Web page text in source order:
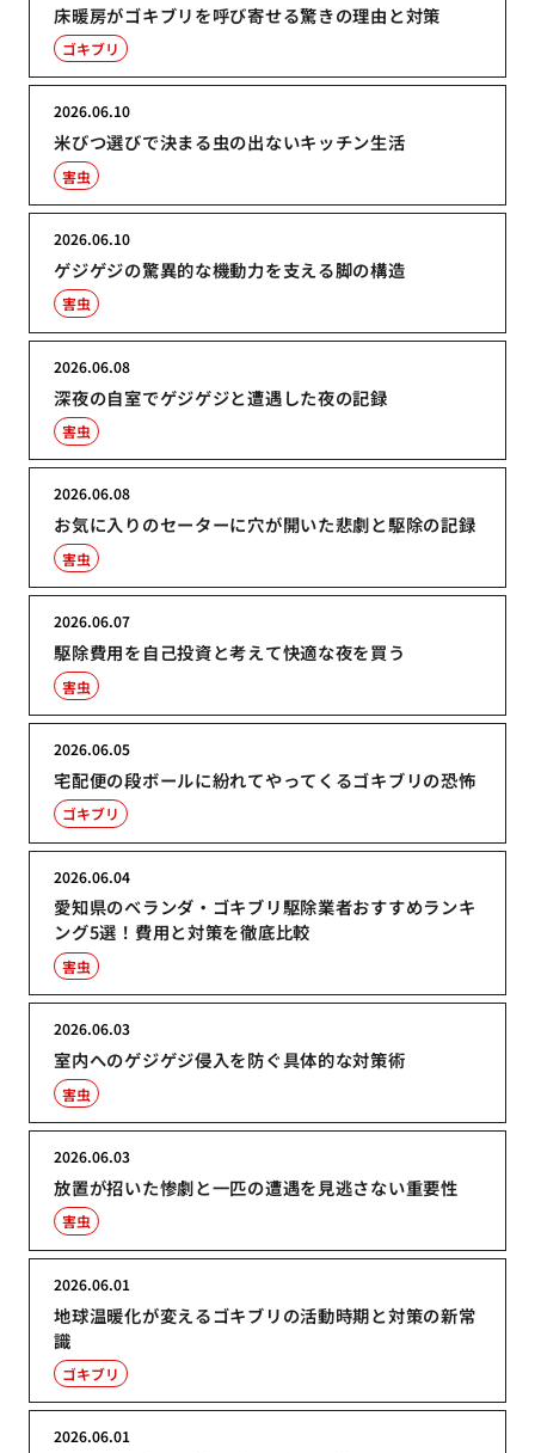
床暖房がゴキブリを呼び寄せる驚きの理由と対策
ゴキブリ
米びつ選びで決まる虫の出ないキッチン生活
2026.06.10
害虫
ゲジゲジの驚異的な機動力を支える脚の構造
2026.06.10
害虫
深夜の自室でゲジゲジと遭遇した夜の記録
2026.06.08
害虫
お気に入りのセーターに穴が開いた悲劇と駆除の記録
2026.06.08
害虫
駆除費用を自己投資と考えて快適な夜を買う
2026.06.07
害虫
宅配便の段ボールに紛れてやってくるゴキブリの恐怖
2026.06.05
ゴキブリ
愛知県のベランダ・ゴキブリ駆除業者おすすめランキ
ング5選！費用と対策を徹底比較
2026.06.04
害虫
室内へのゲジゲジ侵入を防ぐ具体的な対策術
2026.06.03
害虫
放置が招いた惨劇と一匹の遭遇を見逃さない重要性
2026.06.03
害虫
地球温暖化が変えるゴキブリの活動時期と対策の新常
識
2026.06.01
ゴキブリ
2026.06.01